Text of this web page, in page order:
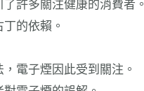
許多關注健康的消費者。
的依賴。
電子煙因此受到關注。